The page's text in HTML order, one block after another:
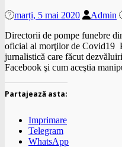
marți, 5 mai 2020 Admin
Directorii de pompe funebre
oficial al morţilor de Covid19
jurnalistică care făcut
Facebook şi cum aceştia
Partajează asta:
Imprimare
Telegram
WhatsApp